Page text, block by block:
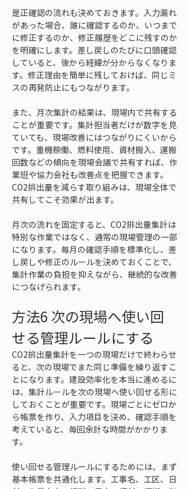
是正確認の流れも決めておきます。入力漏れ
があった場合、誰に確認するのか、いつまで
に修正するのか、修正履歴をどこに残すのか
を明確にします。差し戻しのたびに口頭確認
していると、後から経緯が分からなくなりま
す。修正理由を簡単に残しておけば、同じミ
スの再発防止にもつながります。
また、月次集計の結果は、現場内で共有する
ことが重要です。集計担当者だけが数字を見
ていても、現場改善にはつながりにくいから
です。重機稼働、燃料使用、資材搬入、運搬
回数などの傾向を現場会議で共有すれば、作
業班や協力会社も改善点を把握できます。
CO2排出量を減らす取り組みは、現場全体で
共有してこそ効果が出ます。
月次の流れを固定すると、CO2排出量集計は
特別な作業ではなく、通常の現場管理の一部
になります。毎月の確認手順を標準化し、差
し戻しや修正のルールを決めておくことで、
集計作業の負担を抑えながら、継続的な改善
につなげられます。
方法6 次の現場へ使い回
せる管理ルールにする
CO2排出量集計を一つの現場だけで終わらせ
ると、次の現場でまた同じ準備を繰り返すこ
とになります。建設効率化を本当に進めるに
は、集計ルールを次の現場へ使い回せる形に
しておくことが重要です。現場ごとにゼロか
ら帳票を作り、入力項目を決め、確認手順を
考えていると、毎回余計な時間がかかりま
す。
使い回せる管理ルールにするためには、まず
基本帳票を共通化します。工事名、工区、日